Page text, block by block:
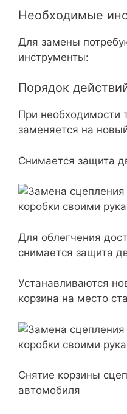
Необходимые
Для замены
инструменты:
Порядок
При необходимости
заменяется на
Снимается защита
Для облегчения
снимается защита
Устанавливаются
корзина на место
Снятие корзины
автомобиля